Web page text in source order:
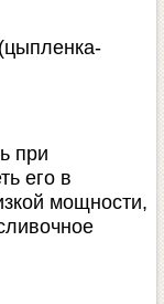
при
его в
мощности,